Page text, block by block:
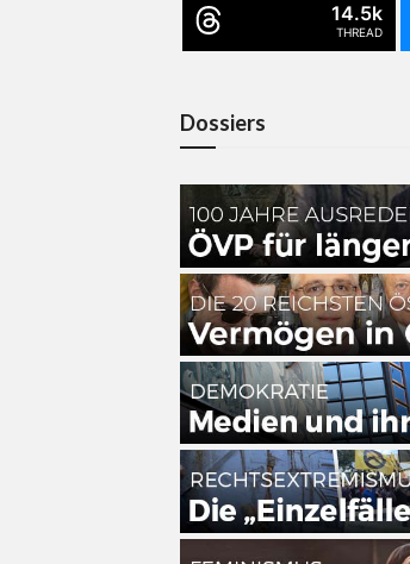
14.5k
THREAD
Dossiers